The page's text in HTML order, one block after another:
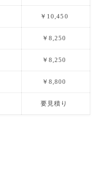
￥10,450
￥8,250
￥8,250
￥8,800
要見積り